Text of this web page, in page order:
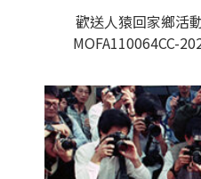
歡送人猿回家鄉活
MOFA110064CC-